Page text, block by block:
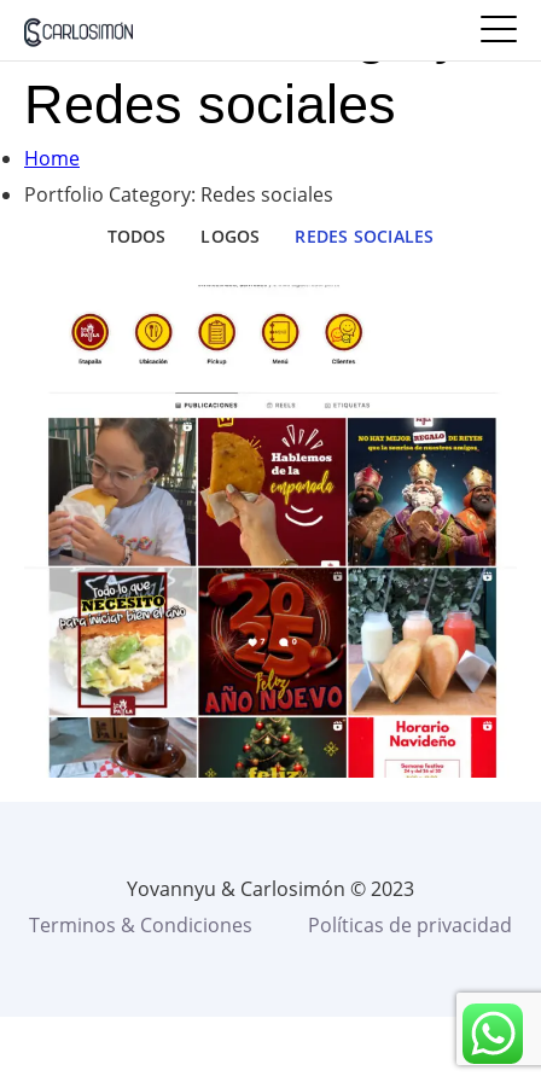
Portfolio Category:
Redes sociales
Home
Portfolio Category: Redes sociales
TODOS LOGOS REDES SOCIALES
Yovannyu & Carlosimón © 2023
Terminos & Condiciones
Políticas de privacidad